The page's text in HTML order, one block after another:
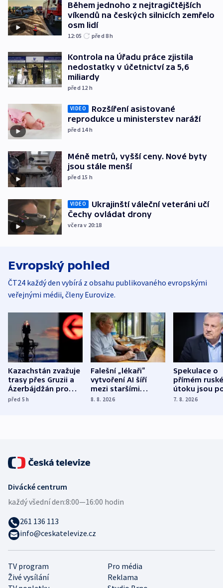
Během jednoho z nejtragičtějších
víkendů na českých silnicích zemřelo
osm lidí
12:05 před 8h
Kontrola na Úřadu práce zjistila
nedostatky v účetnictví za 5,6
miliardy
před 12 h
VIDEO
Rozšíření asistované
reprodukce u ministerstev naráží
před 14h
Méně metrů, vyšší ceny. Nové byty
jsou stále menší
před 15 h
VIDEO
Ukrajinští váleční veteráni učí
Čechy ovládat drony
včera v 20:18
Evropský pohled
ČT24 každý den vybírá z obsahu publikovaného evropskými
veřejnými médii, členy Eurovize.
Kazachstán zvažuje
trasy přes Gruzii a
Ázerbájdžán pro
vývoz ropy do
před 5h
Falešní „lékaři“
vytvoření AI šíří
mezi staršími
Poláky nebezpečné
8. 8. 2026
Spekulace o
přímém
útoku jsou
míní
7. 8. 2026
TV program
Pro média
Živé vysílání
Reklama
Divácké centrum
každý všední den:8:00—16:00 hodin
261 136 113
info@ceskatelevize.cz